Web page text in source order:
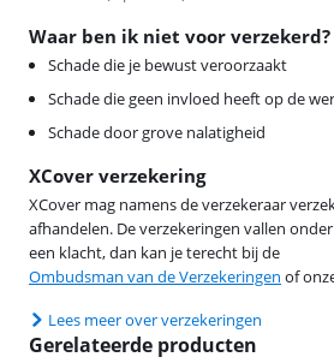
Waar ben ik niet voor verzekerd?
Schade die je bewust veroorzaakt
Schade die geen invloed heeft op de
Schade door grove nalatigheid
XCover verzekering
XCover mag namens de verzekeraar
afhandelen. De verzekeringen vallen
een klacht, dan kan je terecht bij de
Ombudsman van de Verzekeringen of
Lees meer over verzekeringen
Gerelateerde producten